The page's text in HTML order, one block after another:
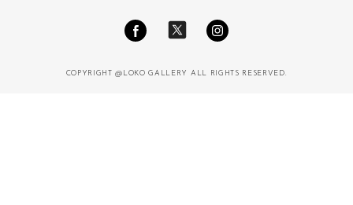
COPYRIGHT @LOKO GALLERY ALL RIGHTS RESERVED.